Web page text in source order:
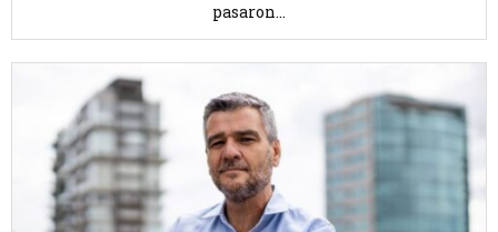
pasaron...